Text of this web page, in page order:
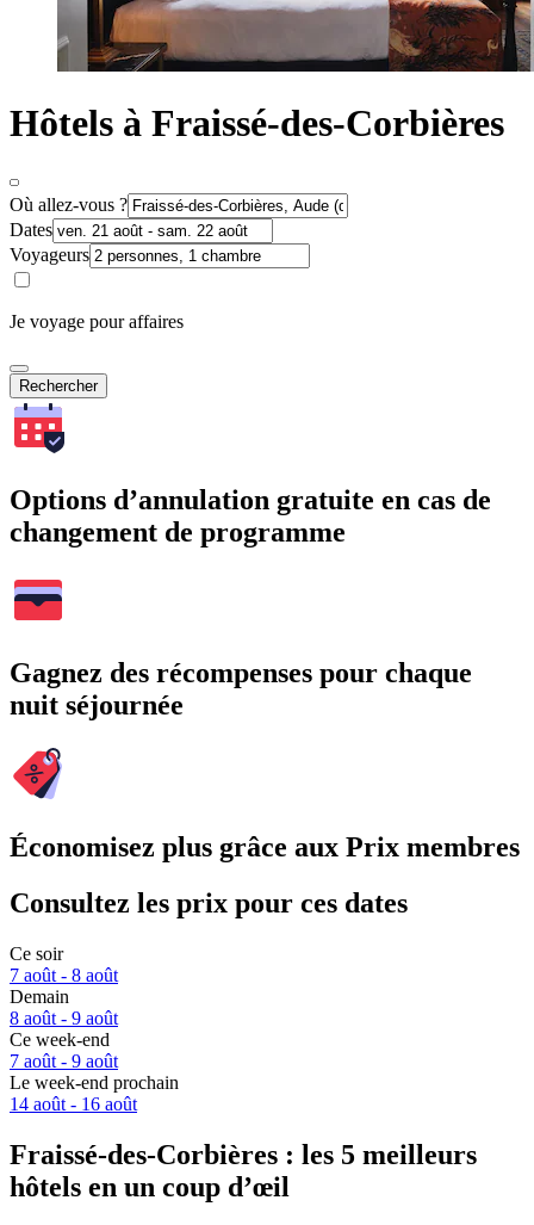
Hôtels à Fraissé-des-Corbières
Où allez-vous ?
Dates
Voyageurs
Je voyage pour affaires
Rechercher
Options d’annulation gratuite en cas de
changement de programme
Gagnez des récompenses pour chaque
nuit séjournée
Économisez plus grâce aux Prix membres
Consultez les prix pour ces dates
Ce soir
7 août - 8 août
Demain
8 août - 9 août
Ce week-end
7 août - 9 août
Le week-end prochain
14 août - 16 août
Fraissé-des-Corbières : les 5 meilleurs
hôtels en un coup d’œil